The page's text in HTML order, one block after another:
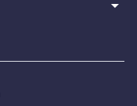
arrow_drop_down